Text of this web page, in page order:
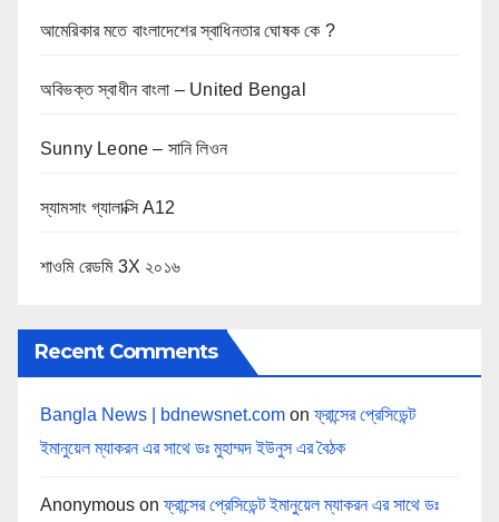
আমেরিকার মতে বাংলাদেশের স্বাধিনতার ঘোষক কে ?
অবিভক্ত স্বাধীন বাংলা – United Bengal
Sunny Leone – সানি লিওন
স্যামসাং গ্যালাক্সি A12
শাওমি রেডমি 3X ২০১৬
Recent Comments
Bangla News | bdnewsnet.com onফ্রান্সের প্রেসিডেন্ট
ইমানুয়েল ম্যাকরন এর সাথে ডঃ মুহাম্মদ ইউনুস এর বৈঠক
Anonymous onফ্রান্সের প্রেসিডেন্ট ইমানুয়েল ম্যাকরন এর সাথে ডঃ